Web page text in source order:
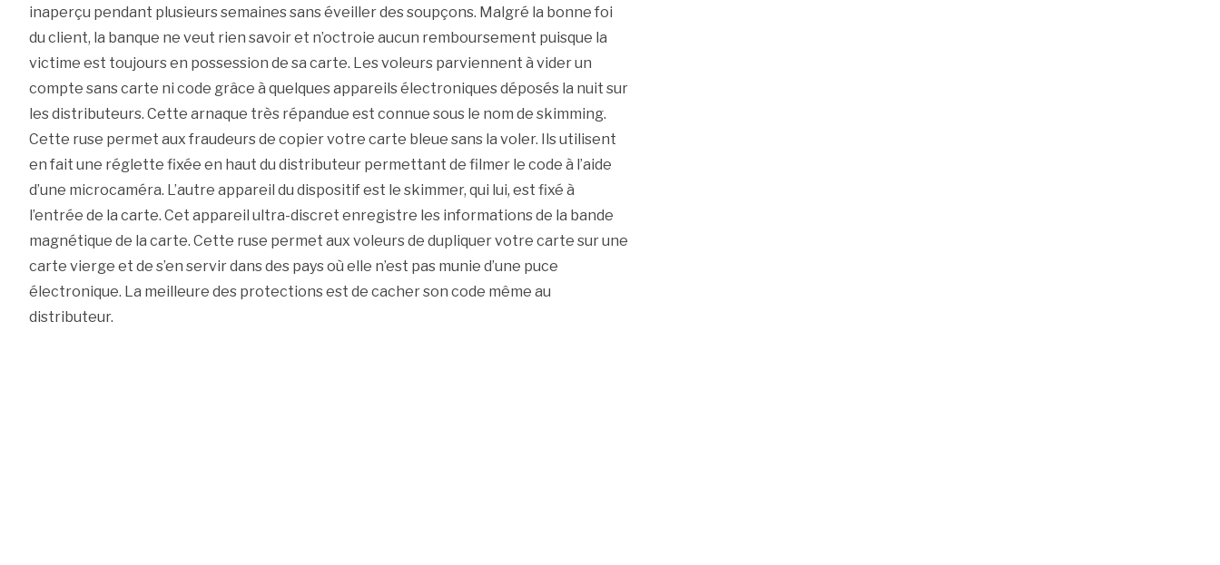
inaperçu pendant plusieurs semaines sans éveiller des soupçons. Malgré la bonne foi
du client, la banque ne veut rien savoir et n’octroie aucun remboursement puisque la
victime est toujours en possession de sa carte. Les voleurs parviennent à vider un
compte sans carte ni code grâce à quelques appareils électroniques déposés la nuit sur
les distributeurs. Cette arnaque très répandue est connue sous le nom de skimming.
Cette ruse permet aux fraudeurs de copier votre carte bleue sans la voler. Ils utilisent
en fait une réglette fixée en haut du distributeur permettant de filmer le code à l’aide
d’une microcaméra. L’autre appareil du dispositif est le skimmer, qui lui, est fixé à
l’entrée de la carte. Cet appareil ultra-discret enregistre les informations de la bande
magnétique de la carte. Cette ruse permet aux voleurs de dupliquer votre carte sur une
carte vierge et de s’en servir dans des pays où elle n’est pas munie d’une puce
électronique. La meilleure des protections est de cacher son code même au
distributeur.